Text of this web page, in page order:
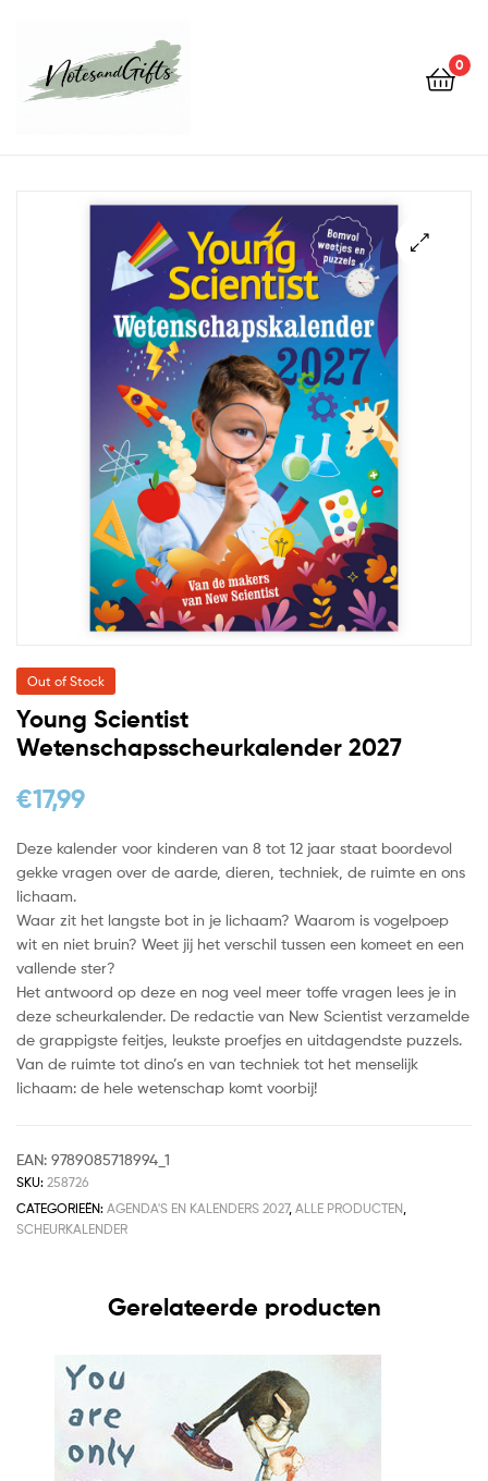
0
Out of Stock
Young Scientist
Wetenschapsscheurkalender 2027
€17,99
Deze kalender voor kinderen van 8 tot 12 jaar staat boordevol
gekke vragen over de aarde, dieren, techniek, de ruimte en ons
lichaam.
Waar zit het langste bot in je lichaam? Waarom is vogelpoep
wit en niet bruin? Weet jij het verschil tussen een komeet en een
vallende ster?
Het antwoord op deze en nog veel meer toffe vragen lees je in
deze scheurkalender. De redactie van New Scientist verzamelde
de grappigste feitjes, leukste proefjes en uitdagendste puzzels.
Van de ruimte tot dino’s en van techniek tot het menselijk
lichaam: de hele wetenschap komt voorbij!
EAN: 9789085718994_1
SKU: 258726
CATEGORIEËN: AGENDA'S EN KALENDERS 2027, ALLE PRODUCTEN
SCHEURKALENDER
Gerelateerde producten